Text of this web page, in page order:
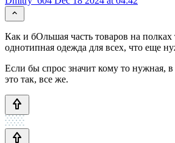
Как и бОльшая часть товаров на
однотипная одежда для всех, что еще
Если бы спрос значит кому то нужная,
это так, все же.